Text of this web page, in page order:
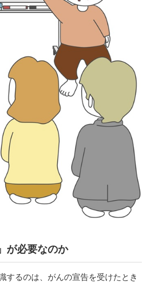
が必要なのか
するのは、がんの宣告を受けたとき